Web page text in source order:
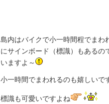
島内はバイクで小一時間程でまわ
にサインボード（標識）もあるの
いますよ～
小一時間でまわれるのも嬉しいで
標識も可愛いですよね